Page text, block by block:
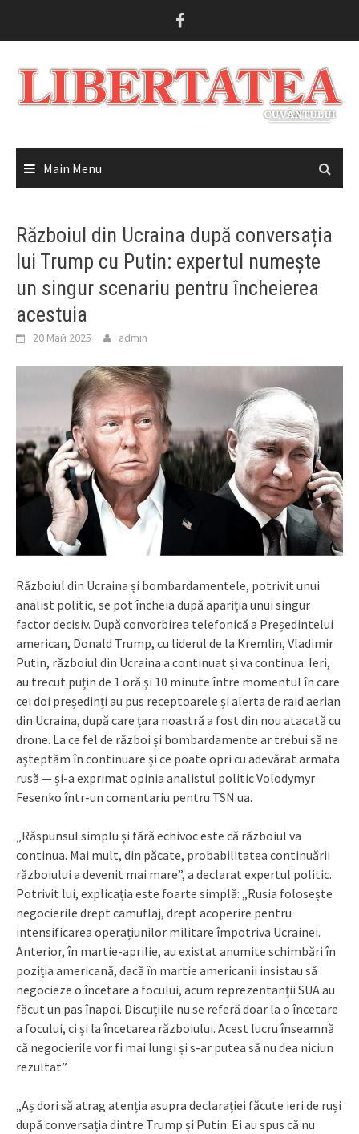
Main Menu
Războiul din Ucraina după conversația
lui Trump cu Putin: expertul numește
un singur scenariu pentru încheierea
acestuia
20 Май 2025 admin
Războiul din Ucraina și bombardamentele, potrivit unui
analist politic, se pot încheia după apariția unui singur
factor decisiv. După convorbirea telefonică a Președintelui
american, Donald Trump, cu liderul de la Kremlin, Vladimir
Putin, războiul din Ucraina a continuat și va continua. Ieri,
au trecut puțin de 1 oră și 10 minute între momentul în care
cei doi președinți au pus receptoarele și alerta de raid aerian
din Ucraina, după care țara noastră a fost din nou atacată cu
drone. La ce fel de război și bombardamente ar trebui să ne
așteptăm în continuare și ce poate opri cu adevărat armata
rusă — și-a exprimat opinia analistul politic Volodymyr
Fesenko într-un comentariu pentru TSN.ua.
„Răspunsul simplu și fără echivoc este că războiul va
continua. Mai mult, din păcate, probabilitatea continuării
războiului a devenit mai mare”, a declarat expertul politic.
Potrivit lui, explicația este foarte simplă: „Rusia folosește
negocierile drept camuflaj, drept acoperire pentru
intensificarea operațiunilor militare împotriva Ucrainei.
Anterior, în martie-aprilie, au existat anumite schimbări în
poziția americană, dacă în martie americanii insistau să
negocieze o încetare a focului, acum reprezentanții SUA au
făcut un pas înapoi. Discuțiile nu se referă doar la o încetare
a focului, ci și la încetarea războiului. Acest lucru înseamnă
că negocierile vor fi mai lungi și s-ar putea să nu dea niciun
rezultat”.
„Aș dori să atrag atenția asupra declarației făcute ieri de ruși
după conversația dintre Trump și Putin. Ei au spus că nu